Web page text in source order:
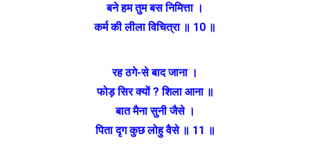
बने हम तुम बस निमित्ता ।
कर्म की लीला विचित्रा ॥ 10 ॥
रह ठगे-से बाद जाना ।
फोड़ सिर क्यों ? शिला आना ॥
बात मैना सुनी जैसे ।
पिता दृग कुछ लोहु वैसे ॥ 11 ॥